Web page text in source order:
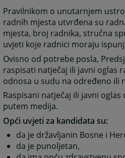
Pravilnikom o unutarnjem
radnih mjesta utvrđena su
mjesta, broj radnika, stručna
uvjeti koje radnici moraju
Ovisno od potrebe posla,
raspisati natječaj ili javni oglas
odnosa u sudu na određeno ili
Raspisani natječaj ili javni
putem medija.
Opći uvjeti za kandidata su:
da je državljanin Bosne i
da je punoljetan,